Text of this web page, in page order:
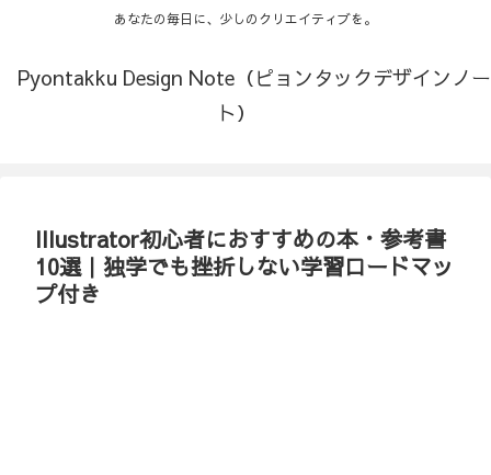
あなたの毎日に、少しのクリエイティブを。
Pyontakku Design Note（ピョンタックデザインノー
ト）
Illustrator初心者におすすめの本・参考書
10選｜独学でも挫折しない学習ロードマッ
プ付き